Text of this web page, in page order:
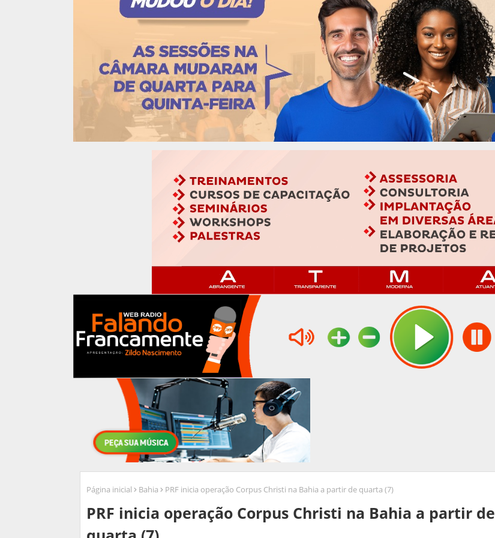
Página inicial Bahia PRF inicia operação Corpus Christi na Bahia a partir de quarta (7)
PRF inicia operação Corpus Christi na Bahia a partir de